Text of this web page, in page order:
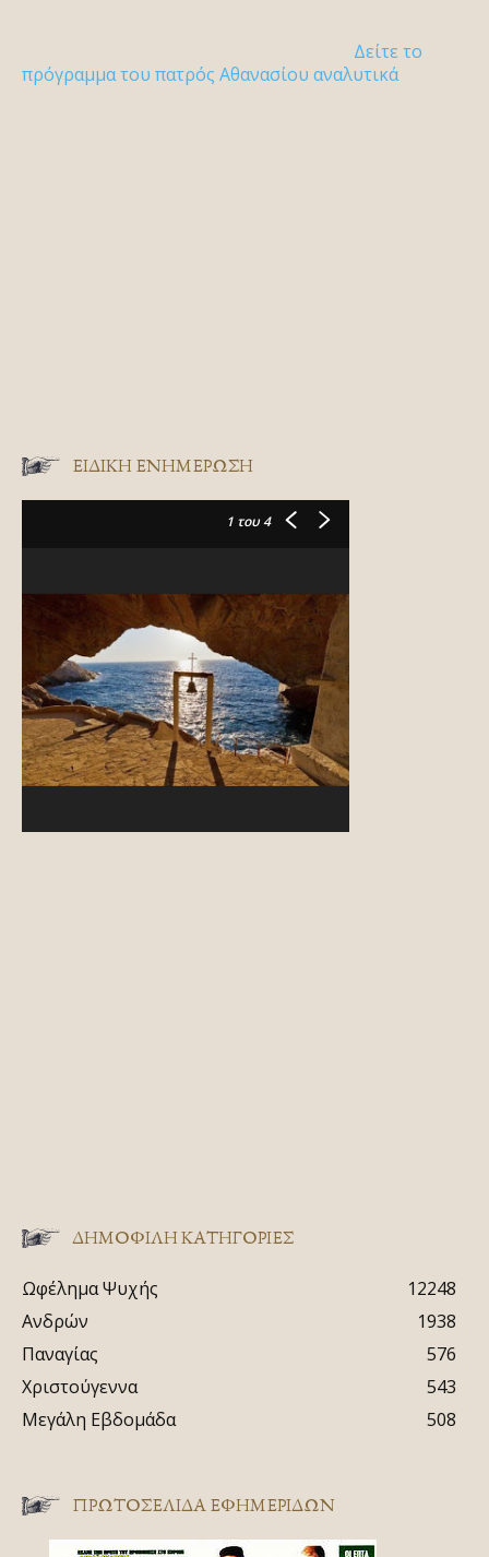
Δείτε το
πρόγραμμα του πατρός Αθανασίου αναλυτικά
ΕΙΔΙΚΉ ΕΝΗΜΈΡΩΣΗ
1 του 4
ΔΗΜΟΦΙΛΗ ΚΑΤΗΓΟΡΙΕΣ
Ωφέλημα Ψυχής
12248
Ανδρών
1938
Παναγίας
576
Χριστούγεννα
543
Μεγάλη Εβδομάδα
508
ΠΡΩΤΟΣΈΛΙΔΑ ΕΦΗΜΕΡΊΔΩΝ